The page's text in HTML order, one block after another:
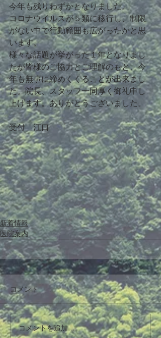
今年も残りわずかとなりました。
コロナウイルスが５類に移行し、制限
がない中で行動範囲も広がったかと思
います。
様々な話題が挙がった１年となりまし
たが皆様のご協力とご理解のもと、今
年も無事に締めくくることが出来まし
た。院長、スタッフ一同厚く御礼申し
上げます。ありがとうございました。
受付　江口
新着情報
医院案内
コメント
コメントを追加…